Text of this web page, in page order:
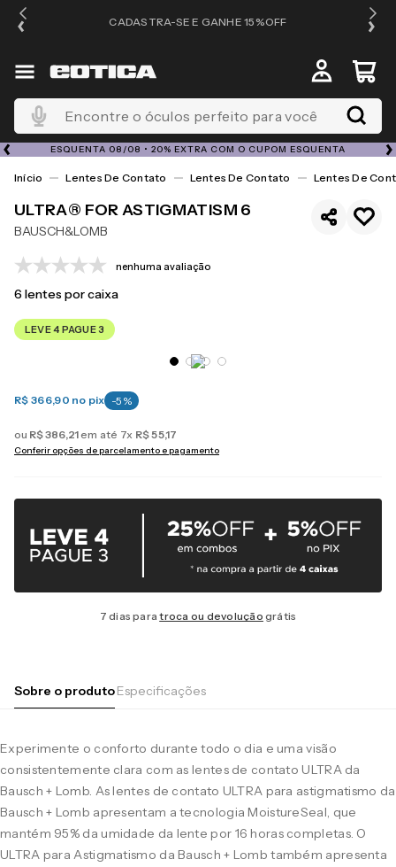
CADASTRA-SE E GANHE 15%OFF
Encontre o óculos perfeito para você
ESQUENTA 08/08 • 20% EXTRA COM O CUPOM ESQUENTA
Lentes De Contato Lentes De Contato Lentes De
ULTRA® FOR ASTIGMATISM 6
BAUSCH&LOMB
nenhuma avaliação
6 lentes por caixa
LEVE 4 PAGUE 3
R$ 366,90 no pix -5 %
ou R$386,21 em até 7x R$55,17
Conferir opções de parcelamento e pagamento
7 dias paratroca ou devolução grátis
Sobre o produtoEspecificações
Experimente o conforto durante todo o dia e uma visão
consistentemente clara com as lentes de contato ULTRA da
Bausch + Lomb. As lentes de contato ULTRA para astigmatismo da
Bausch + Lomb apresentam a tecnologia MoistureSeal, que
mantém 95% da umidade da lente por 16 horas completas. O
ULTRA para Astigmatismo da Bausch + Lomb também apresenta